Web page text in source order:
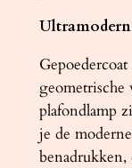
geometrische
plafondlamp
je de